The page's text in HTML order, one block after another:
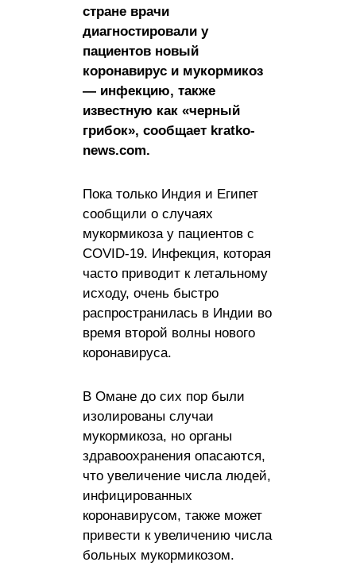
стране врачи
диагностировали у
пациентов новый
коронавирус и мукормикоз
— инфекцию, также
известную как «черный
грибок», сообщает kratko-
news.com.
Пока только Индия и Египет
сообщили о случаях
мукормикоза у пациентов с
COVID-19. Инфекция, которая
часто приводит к летальному
исходу, очень быстро
распространилась в Индии во
время второй волны нового
коронавируса.
В Омане до сих пор были
изолированы случаи
мукормикоза, но органы
здравоохранения опасаются,
что увеличение числа людей,
инфицированных
коронавирусом, также может
привести к увеличению числа
больных мукормикозом.